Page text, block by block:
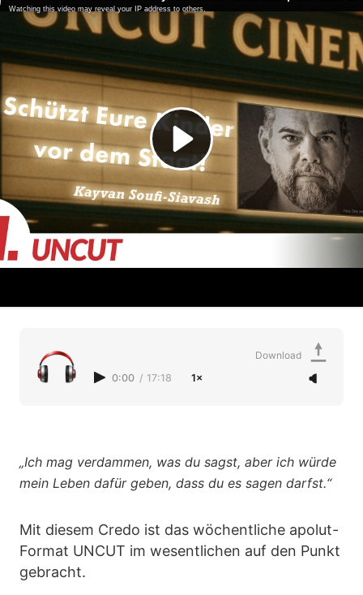
0:00 / 17:18 1×
Download
„Ich mag verdammen, was du sagst, aber ich würde
mein Leben dafür geben, dass du es sagen darfst.“
Mit diesem Credo ist das wöchentliche apolut-
Format UNCUT im wesentlichen auf den Punkt
gebracht.